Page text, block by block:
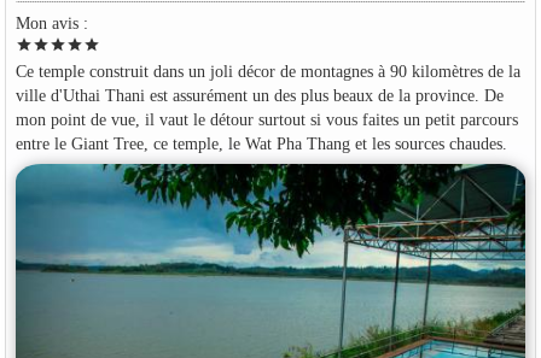
Mon avis :
starstarstarstarstar
Ce temple construit dans un joli décor de montagnes à 90 kilomètres de la
ville d'Uthai Thani est assurément un des plus beaux de la province. De
mon point de vue, il vaut le détour surtout si vous faites un petit parcours
entre le Giant Tree, ce temple, le Wat Pha Thang et les sources chaudes.